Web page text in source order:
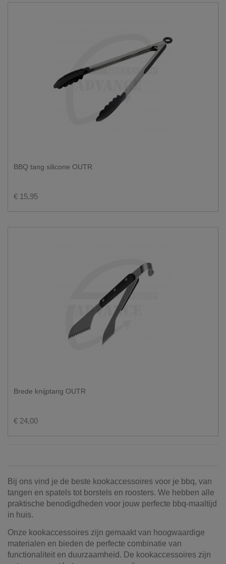
BBQ tang silicone OUTR
€ 15,95
Brede knijptang OUTR
€ 24,00
Bij ons vind je de beste kookaccessoires voor je bbq, van
tangen en spatels tot borstels en roosters. We hebben alle
praktische benodigdheden voor jouw perfecte bbq-maaltijd
in huis.
Onze kookaccessoires zijn gemaakt van hoogwaardige
materialen en bieden de perfecte combinatie van
functionaliteit en duurzaamheid. De kookaccessoires zijn